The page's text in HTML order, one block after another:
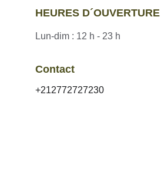
HEURES D´OUVERTURE
+212772727230
Contact
Lun-dim : 12 h - 23 h